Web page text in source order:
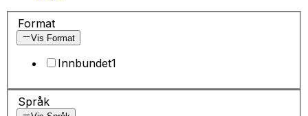
Format
Vis Format
Innbundet1
Språk